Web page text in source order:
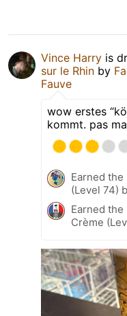
Vince Harry is
sur le Rhin by
Fauve
wow erstes
kommt. pas
Earned
(Level 74)
Earned the
Crème